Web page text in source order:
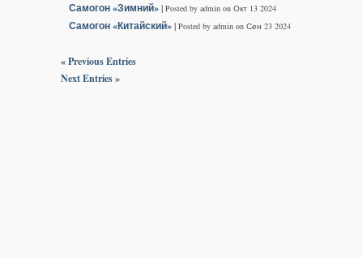
Самогон «Зимний»| Posted by admin on Окт 13 2024
Самогон «Китайский»| Posted by admin on Сен 23 2024
« Previous Entries
Next Entries »